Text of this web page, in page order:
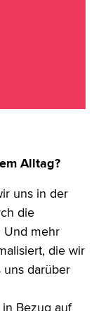
Alltag?
uns in der
die
Und mehr
die wir
uns darüber
Bezug auf